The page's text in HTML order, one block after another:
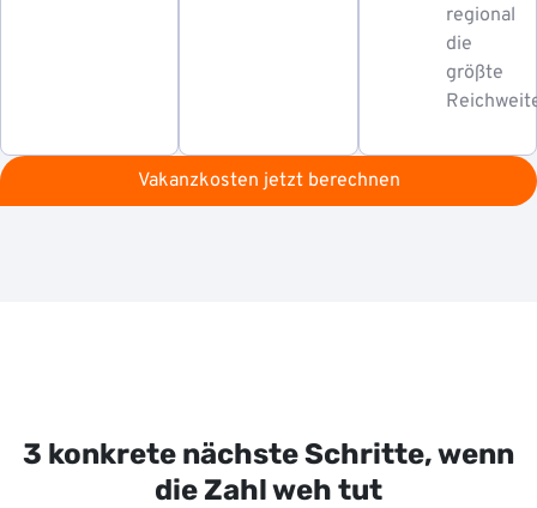
regional
die
größte
Vakanzkosten jetzt berechnen
3 konkrete nächste Schritte, wenn
die Zahl weh tut